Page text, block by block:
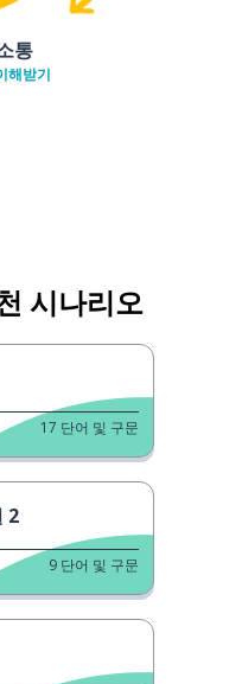
통
해받기
시나리오
17 단어 및 구문
2
9 단어 및 구문